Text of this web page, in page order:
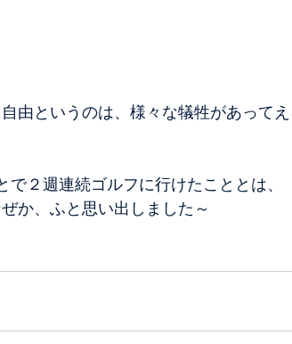
由というのは、様々な犠牲があって
２週連続ゴルフに行けたこととは、
か、ふと思い出しました～